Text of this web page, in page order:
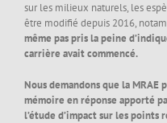
sur les milieux naturels, les
être modifié depuis 2016,
même pas pris la peine
carrière avait commencé.
Nous demandons que la MRAE
mémoire en réponse apporté
l’étude d’impact sur les points